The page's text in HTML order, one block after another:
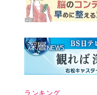
は、
ネタ
予告
生。
それ
レあ
【も
んな